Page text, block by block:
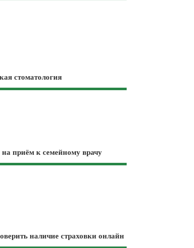
стоматология
на приём к семейному врачу
наличие страховки онлайн